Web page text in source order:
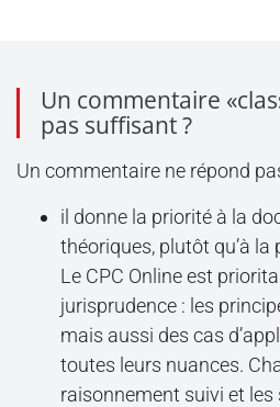
Un commentaire
pas suffisant ?
Un commentaire ne répond
il donne la priorité à la
théoriques, plutôt qu’à
Le CPC Online est
jurisprudence : les
mais aussi des cas
toutes leurs nuances.
raisonnement suivi et